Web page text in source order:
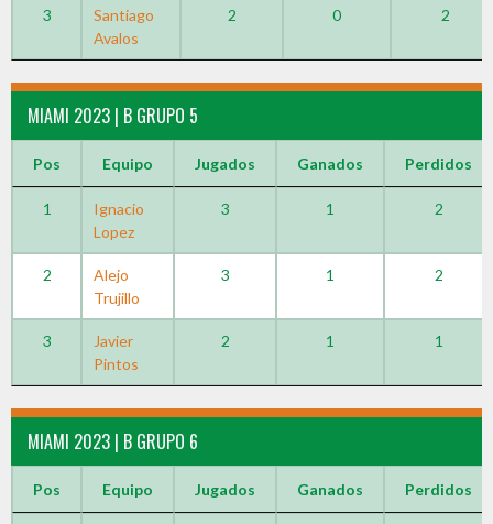
3
Santiago
Avalos
2 0 2
MIAMI 2023 | B GRUPO 5
Pos Equipo Jugados Ganados Perdidos
1
Ignacio
Lopez
3 1 2
2
Alejo
Trujillo
3 1 2
3
Javier
Pintos
2 1 1
MIAMI 2023 | B GRUPO 6
Pos Equipo Jugados Ganados Perdidos